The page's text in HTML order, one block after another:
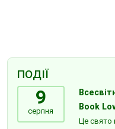
ПОДІЇ
9
серпня
Book
Це свято